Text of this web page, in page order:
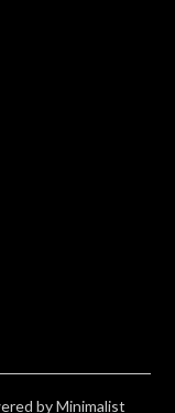
byMinimalist